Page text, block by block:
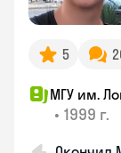
5
МГУ им.
• 1999 г.